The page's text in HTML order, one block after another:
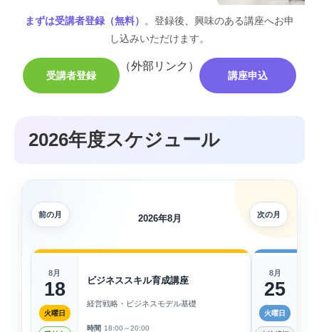
まずは受講者登録（無料）
。登録後、興味のある講座へお申
し込みいただけます。
受講者登録
（外部リンク）
講座申込
2026年度スケジュール
前の月 2026年8月 次の月
8月
18
火曜日
ビジネススキル育成講座
経営戦略・ビジネスモデル基礎
時間 18:00～20:00
8月
25
火曜日